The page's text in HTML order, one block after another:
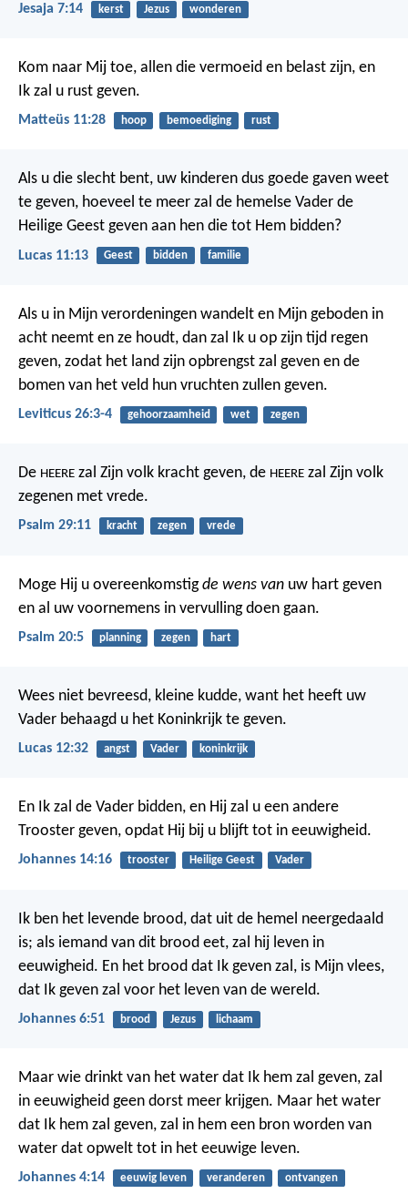
Jesaja 7:14 kerst Jezus wonderen
Kom naar Mij toe, allen die vermoeid en belast zijn, en
Ik zal u rust geven.
Matteüs 11:28 hoop bemoediging rust
Als u die slecht bent, uw kinderen dus goede gaven weet
te geven, hoeveel te meer zal de hemelse Vader de
Heilige Geest geven aan hen die tot Hem bidden?
Lucas 11:13 Geest bidden familie
Als u in Mijn verordeningen wandelt en Mijn geboden in
acht neemt en ze houdt, dan zal Ik u op zijn tijd regen
geven, zodat het land zijn opbrengst zal geven en de
bomen van het veld hun vruchten zullen geven.
Leviticus 26:3-4 gehoorzaamheid wet zegen
De HEERE zal Zijn volk kracht geven, de HEERE zal Zijn volk
zegenen met vrede.
Psalm 29:11 kracht zegen vrede
Moge Hij u overeenkomstigde wens van uw hart geven
en al uw voornemens in vervulling doen gaan.
Psalm 20:5 planning zegen hart
Wees niet bevreesd, kleine kudde, want het heeft uw
Vader behaagd u het Koninkrijk te geven.
Lucas 12:32 angst Vader koninkrijk
En Ik zal de Vader bidden, en Hij zal u een andere
Trooster geven, opdat Hij bij u blijft tot in eeuwigheid.
Johannes 14:16 trooster Heilige Geest Vader
Ik ben het levende brood, dat uit de hemel neergedaald
is; als iemand van dit brood eet, zal hij leven in
eeuwigheid. En het brood dat Ik geven zal, is Mijn vlees,
dat Ik geven zal voor het leven van de wereld.
Johannes 6:51 brood Jezus lichaam
Maar wie drinkt van het water dat Ik hem zal geven, zal
in eeuwigheid geen dorst meer krijgen. Maar het water
dat Ik hem zal geven, zal in hem een bron worden van
water dat opwelt tot in het eeuwige leven.
Johannes 4:14 eeuwig leven veranderen ontvangen